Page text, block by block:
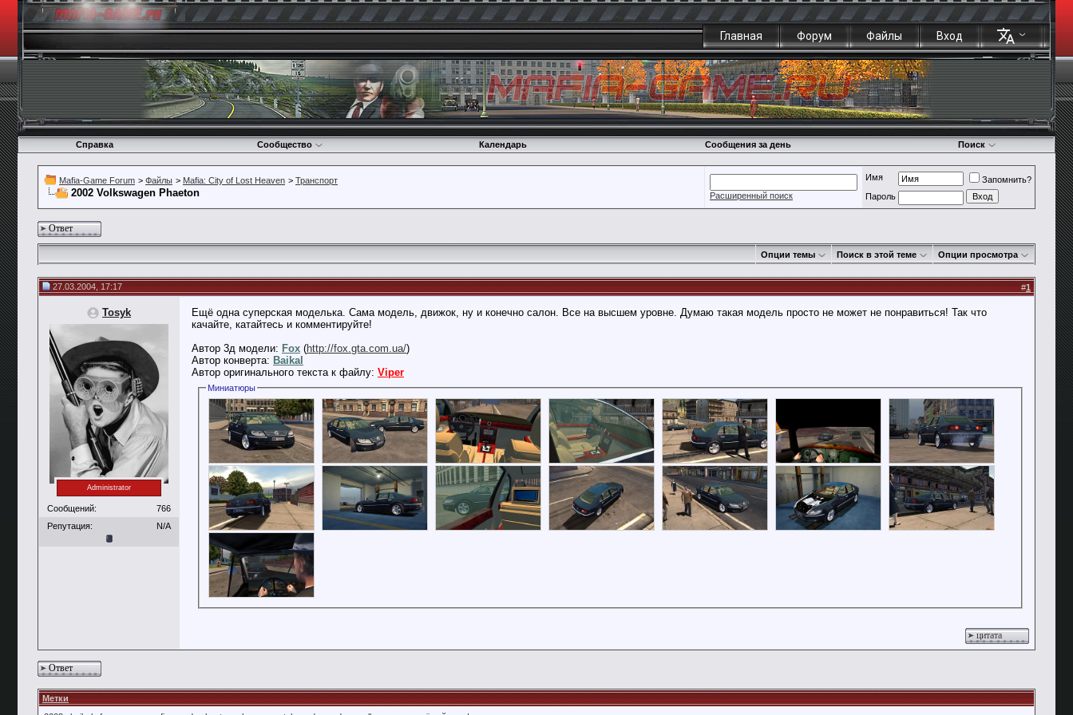
Главная Форум Файлы Вход
Справка Сообщество Календарь Сообщения за день Поиск
Mafia-Game Forum > Файлы > Mafia: City of Lost Heaven > Транспорт
2002 Volkswagen Phaeton Расширенный поиск
Имя
Запомнить?
Пароль
Ответ
Опции темы Поиск в этой теме Опции просмотра
27.03.2004, 17:17 #1
Tosyk
Administrator
Сообщений:
766
Репутация:
N/A
Ещё одна суперская моделька. Сама модель, движок, ну и конечно салон. Все на высшем уровне. Думаю такая модель просто не может не понравиться! Так что
качайте, катайтесь и комментируйте!
Автор 3д модели: Fox (http://fox.gta.com.ua/)
Автор конверта: Baikal
Автор оригинального текста к файлу: Viper
Миниатюры
цитата
Ответ
Метки